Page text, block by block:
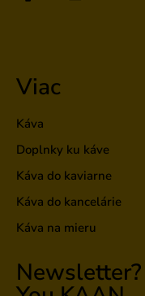
Viac
Káva
Doplnky ku káve
Káva do kaviarne
Káva do kancelárie
Káva na mieru
Newsletter?